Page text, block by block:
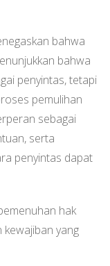
bahwa
bahwa
penyintas, tetapi
pemulihan
sebagai
serta
penyintas dapat
hak
kewajiban yang